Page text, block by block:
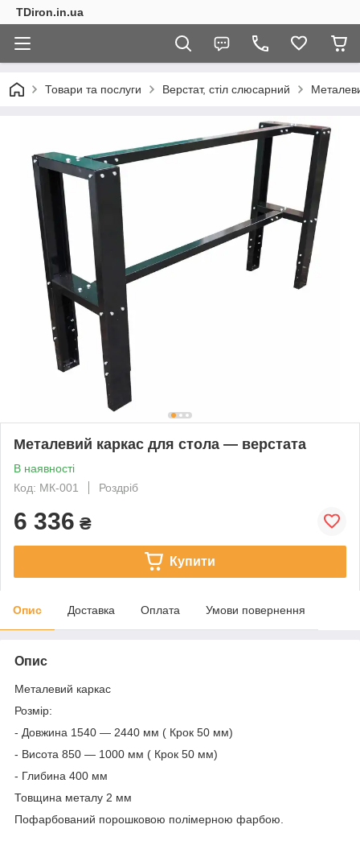
TDiron.in.ua
Товари та послуги Верстат, стіл слюсарний
Металевий каркас для стола — верстата
В наявності
Код: МК-001
Роздріб
6 336 ₴
Купити
Опис Доставка Оплата Умови повернення
Опис
Металевий каркас
Розмір:
- Довжина 1540 — 2440 мм ( Крок 50 мм)
- Висота 850 — 1000 мм ( Крок 50 мм)
- Глибина 400 мм
Товщина металу 2 мм
Пофарбований порошковою полімерною фарбою.